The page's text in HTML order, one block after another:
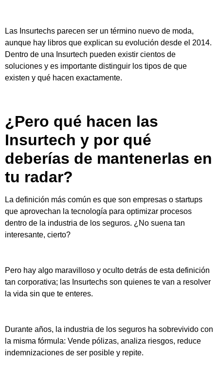
Las Insurtechs parecen ser un término nuevo de moda,
aunque hay libros que explican su evolución desde el 2014.
Dentro de una Insurtech pueden existir cientos de
soluciones y es importante distinguir los tipos de que
existen y qué hacen exactamente.
¿Pero qué hacen las
Insurtech y por qué
deberías de mantenerlas en
tu radar?
La definición más común es que son empresas o startups
que aprovechan la tecnología para optimizar procesos
dentro de la industria de los seguros. ¿No suena tan
interesante, cierto?
Pero hay algo maravilloso y oculto detrás de esta definición
tan corporativa; las Insurtechs son quienes te van a resolver
la vida sin que te enteres.
Durante años, la industria de los seguros ha sobrevivido con
la misma fórmula: Vende pólizas, analiza riesgos, reduce
indemnizaciones de ser posible y repite.